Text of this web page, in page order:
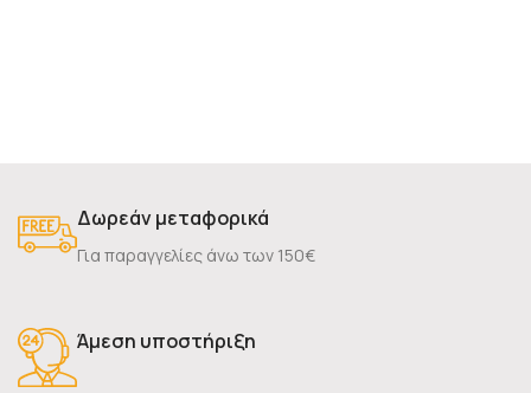
Δωρεάν μεταφορικά
Για παραγγελίες άνω των 150€
Άμεση υποστήριξη